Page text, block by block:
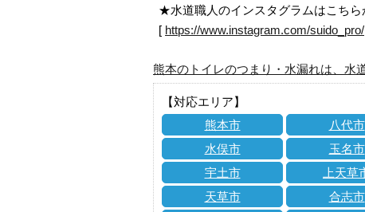
★水道職人のインスタグラムはこちら
[ https://www.instagram.com/suido_pro/
熊本のトイレのつまり・水漏れは、水
【対応エリア】
熊本市
八代市
水俣市
玉名市
宇土市
上天草
天草市
合志市